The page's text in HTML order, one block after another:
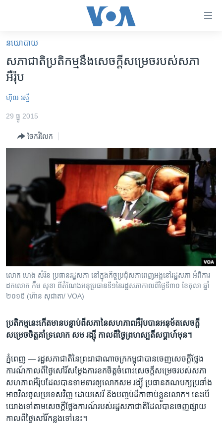
គេហទំព័រ​
ទាក់ទង
រំលង​
និង​
ចូល​
ទំព័រ​
ចូល​
ទៅ​
ទំព័រ​
ទៅ​
កាន់​
ស្វែង​
អន្តរជាតិ
ហេឡូវីអូអេ
កម្ពុជាច្នៃប្រតិដ្ឋ
ព្រឹត្តិការណ៍ព័ត៌មាន
ទូរទស្សន៍ / វីដេអូ​
វិទ្យុ / ផតខាសថ៍
កម្មវិធីទាំងអស់
Khmer English
បណ្តាញ​សង្គម
នយោបាយ
សភា​ជាតិ​ប្រតិកម្ម​នឹង​សេចក្តីសម្រេច​របស់​សភា​
អឺរ៉ុប​​​​
ហ៊ុល រស្មី
29 ធ្នូ 2015
ចែករំលែក
លោក​ ហេង​ សំរិន ប្រធាន​រដ្ឋសភា​ នៅ​ក្នុង​​កិច្ច​ប្រជុំ​សភា​ពេញ​អង្គ​នៅ​រដ្ឋសភា​ អំពី​ការ​
ដក​លោក​ កឹម សុខា​ ពី​តំណែង​អនុប្រធាន​ទី​១​នៃ​រដ្ឋ​សភាកាល​ពី​ថ្ងៃ​ទី​៣០​ ខែ​តុលា​ ឆ្នាំ​
២០១៥​ (ហ៊ាន សុជាតា​/ VOA)
ប្រតិកម្ម​នេះ​​កើត​មាន​បន្ទាប់ពី​​សភា​នៃ​សហភាព​អឺរ៉ុប​បាន​អនុម័ត​សេចក្តី​
សម្រេច​ចិត្ត​គាំទ្រ​លោក ​សម រង្ស៊ី​ កាលពី​ថ្ងៃ​ព្រហស្បតិ៍​សប្តាហ៍​មុន។
ភ្នំពេញ — រដ្ឋ​សភាជាតិ​នៃ​ព្រះ​រាជាណាចក្រ​កម្ពុជា​បាន​ចេញ​សេចក្តី​ថ្លែង​
ការណ៍​កាលពី​ថ្ងៃ​សៅរិ៍សម្តែងការ​ខកចិត្ត​ចំពោះ​សេចក្តី​សម្រេច​របស់​សភា
សហភាព​អឺរ៉ុបដែល​បាន​ទាមទារ​ឲ្យ​លោក​សម រង្ស៊ី​ ប្រធាន​គណបក្ស​ប្រឆាំង​
អាច​វិល​ចូល​ប្រទេស​វិញ​ ដោយ​សេរី​ និង​បញ្ចប់​ដីកាចាប់​ខ្លួន​លោក។ នេះ​បើ​
យោង​ទៅ​តាម​សេចក្តី​ថ្លែង​ការណ៍​របស់​រដ្ឋ​សភា​ជាតិ​ដែល​បាន​ចេញ​ផ្សាយ​
កាល​ពី​ថ្ងៃ​សៅរិ៍​កន្លង​ទៅ​នេះ។​